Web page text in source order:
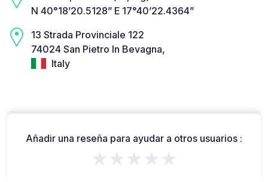
N 40°18’20.5128” E 17°40’22.4364”
13 Strada Provinciale 122
74024 San Pietro In Bevagna,
Italy
Añadir una reseña para ayudar a otros usuarios :
★★★★★